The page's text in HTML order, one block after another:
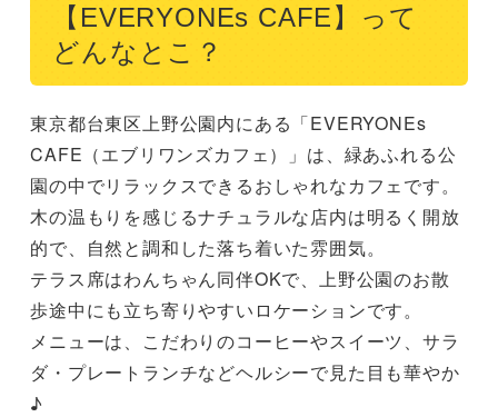
【EVERYONEs CAFE】って
どんなとこ？
東京都台東区上野公園内にある「EVERYONEs
CAFE（エブリワンズカフェ）」は、緑あふれる公
園の中でリラックスできるおしゃれなカフェです。
木の温もりを感じるナチュラルな店内は明るく開放
的で、自然と調和した落ち着いた雰囲気。
テラス席はわんちゃん同伴OKで、上野公園のお散
歩途中にも立ち寄りやすいロケーションです。
メニューは、こだわりのコーヒーやスイーツ、サラ
ダ・プレートランチなどヘルシーで見た目も華やか
♪